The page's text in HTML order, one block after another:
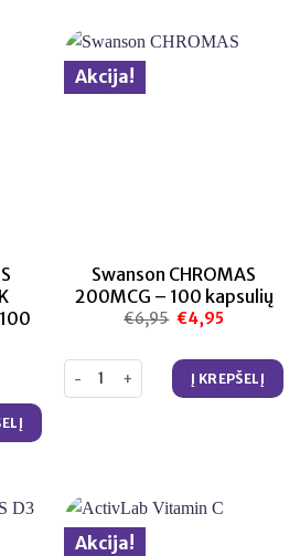
MARGAINIS (MILK THISTLE)
Akcija!
Swanson CHROMAS
200MCG – 100 kapsulių
€6,95 Original
price
€6,95.
€4,95
€4,95.
produkto kiekis: Swanson
Į KREPŠELĮ
Akcija!